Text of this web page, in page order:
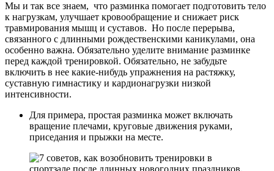
Мы и так все знаем, что разминка помогает подготовить тело
к нагрузкам, улучшает кровообращение и снижает риск
травмирования мышц и суставов. Но после перерыва,
связанного с длинными рождественскими каникулами, она
особенно важна. Обязательно уделите внимание разминке
перед каждой тренировкой. Обязательно, не забудьте
включить в нее какие-нибудь упражнения на растяжку,
суставную гимнастику и кардионагрузки низкой
интенсивности.
Для примера, простая разминка может включать
вращение плечами, круговые движения руками,
приседания и прыжки на месте.